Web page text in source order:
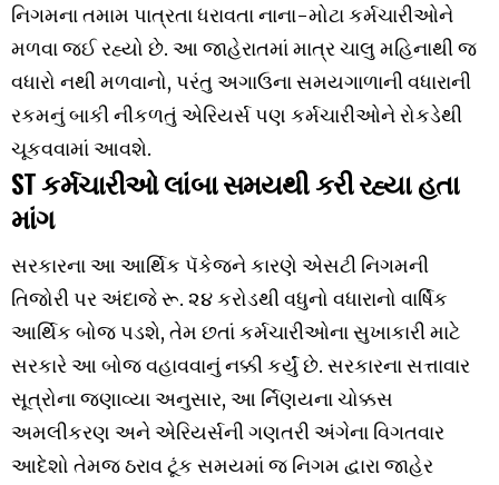
નિગમના તમામ પાત્રતા ધરાવતા નાના-મોટા કર્મચારીઓને
મળવા જઈ રહ્યો છે. આ જાહેરાતમાં માત્ર ચાલુ મહિનાથી જ
વધારો નથી મળવાનો, પરંતુ અગાઉના સમયગાળાની વધારાની
રકમનું બાકી નીકળતું એરિયર્સ પણ કર્મચારીઓને રોકડેથી
ચૂકવવામાં આવશે.
ST કર્મચારીઓ લાંબા સમયથી કરી રહ્યા હતા
માંગ
સરકારના આ આર્થિક પૅકેજને કારણે એસટી નિગમની
તિજોરી પર અંદાજે રૂ. ૨૪ કરોડથી વધુનો વધારાનો વાર્ષિક
આર્થિક બોજ પડશે, તેમ છતાં કર્મચારીઓના સુખાકારી માટે
સરકારે આ બોજ વહાવવાનું નક્કી કર્યું છે. સરકારના સત્તાવાર
સૂત્રોના જણાવ્યા અનુસાર, આ ર્નિણયના ચોક્કસ
અમલીકરણ અને એરિયર્સની ગણતરી અંગેના વિગતવાર
આદેશો તેમજ ઠરાવ ટૂંક સમયમાં જ નિગમ દ્વારા જાહેર